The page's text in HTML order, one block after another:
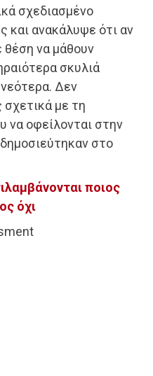
σχεδιασμένο
και ανακάλυψε ότι αν
θέση να μάθουν
σκυλιά
Δεν
με τη
να οφείλονται στην
στο
ποιος
όχι